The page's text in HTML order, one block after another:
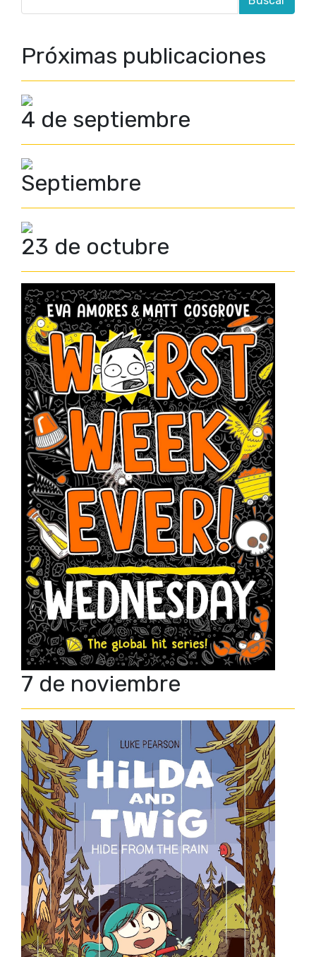
Próximas publicaciones
4 de septiembre
Septiembre
23 de octubre
7 de noviembre